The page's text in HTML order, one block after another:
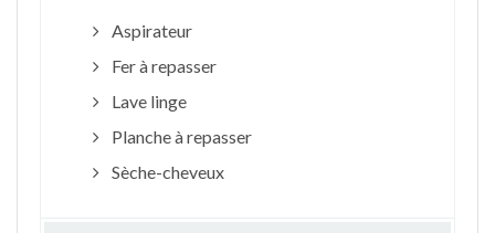
Aspirateur
Fer à repasser
Lave linge
Planche à repasser
Sèche-cheveux